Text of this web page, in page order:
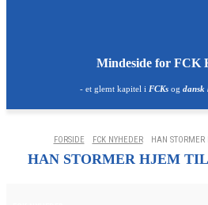
Mindeside for FCK
- et glemt kapitel i FCKsog dansk
FORSIDE FCK NYHEDER HAN
HAN STORMER HJEM